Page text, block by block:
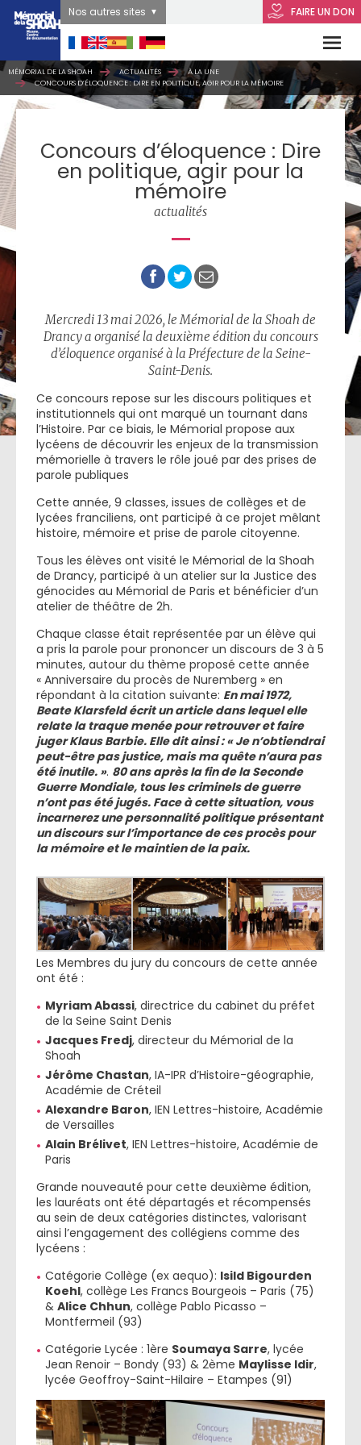
FAIRE UN DON
Nos autres sites
MÉMORIAL DE LA SHOAH ACTUALITÉS
À LA UNE
CONCOURS D’ÉLOQUENCE : DIRE EN POLITIQUE, AGIR POUR LA MÉMOIRE
Concours d’éloquence : Dire
en politique, agir pour la
mémoire
actualités
Mercredi 13 mai 2026, le Mémorial de la Shoah de
Drancy a organisé la deuxième édition du concours
d’éloquence organisé à la Préfecture de la Seine-
Saint-Denis.
Ce concours repose sur les discours politiques et
institutionnels qui ont marqué un tournant dans
l’Histoire. Par ce biais, le Mémorial propose aux
lycéens de découvrir les enjeux de la transmission
mémorielle à travers le rôle joué par des prises de
parole publiques
Cette année, 9 classes, issues de collèges et de
lycées franciliens, ont participé à ce projet mêlant
histoire, mémoire et prise de parole citoyenne.
Tous les élèves ont visité le Mémorial de la Shoah
de Drancy, participé à un atelier sur la Justice des
génocides au Mémorial de Paris et bénéficier d’un
atelier de théâtre de 2h.
Chaque classe était représentée par un élève qui
a pris la parole pour prononcer un discours de 3 à 5
minutes, autour du thème proposé cette année
« Anniversaire du procès de Nuremberg » en
répondant à la citation suivante: En mai 1972,
Beate Klarsfeld écrit un article dans lequel elle
relate la traque menée pour retrouver et faire
juger Klaus Barbie. Elle dit ainsi : « Je n’obtiendrai
peut-être pas justice, mais ma quête n’aura pas
été inutile. ». 80 ans après la fin de la Seconde
Guerre Mondiale, tous les criminels de guerre
n’ont pas été jugés. Face à cette situation, vous
incarnerez une personnalité politique présentant
un discours sur l’importance de ces procès pour
la mémoire et le maintien de la paix.
Les Membres du jury du concours de cette année
ont été :
Myriam Abassi, directrice du cabinet du préfet
de la Seine Saint Denis
Jacques Fredj, directeur du Mémorial de la
Shoah
Jérôme Chastan, IA-IPR d’Histoire-géographie,
Académie de Créteil
Alexandre Baron, IEN Lettres-histoire, Académie
de Versailles
Alain Brélivet, IEN Lettres-histoire, Académie de
Paris
Grande nouveauté pour cette deuxième édition,
les lauréats ont été départagés et récompensés
au sein de deux catégories distinctes, valorisant
ainsi l’engagement des collégiens comme des
lycéens :
Catégorie Collège (ex aequo): Isild Bigourden
Koehl, collège Les Francs Bourgeois – Paris (75)
& Alice Chhun, collège Pablo Picasso –
Montfermeil (93)
Catégorie Lycée : 1ère Soumaya Sarre, lycée
Jean Renoir – Bondy (93) & 2ème Maylisse Idir,
lycée Geoffroy-Saint-Hilaire – Etampes (91)